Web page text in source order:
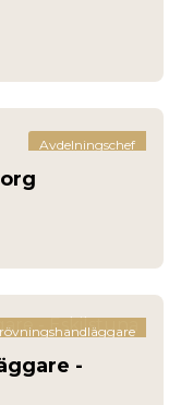
Avdelningschef
-